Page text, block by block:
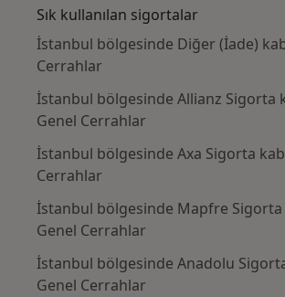
Antalya, 2008.
E11. M. Kara, M. Tilki, O. Krand, T. Çakır,
ameliyatlarından sonra gelişen safra
ERCP’nin yeri,
Ulusal Cerrahi Kongresi, Özet kitabı ,
Tozkır, L. Özel, B. Yiğit, İ. Berber,
Haydarpaşa Numune Eğitim ve
Tecrübesi: Renal Transplant
Antikor Düzeylerinin İzlenmesi",
Sık kullanılan sigortalar
İstanbul bölgesinde Diğer (İade)
Cerrahlar
İstanbul bölgesinde Allianz Sigorta
Genel Cerrahlar
İstanbul bölgesinde Axa Sigorta
Cerrahlar
İstanbul bölgesinde Mapfre
Genel Cerrahlar
İstanbul bölgesinde Anadolu
Genel Cerrahlar